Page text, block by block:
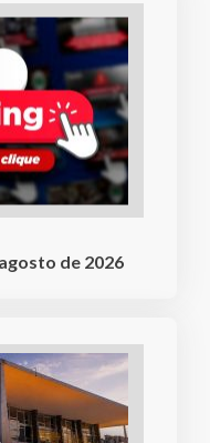
de 2026